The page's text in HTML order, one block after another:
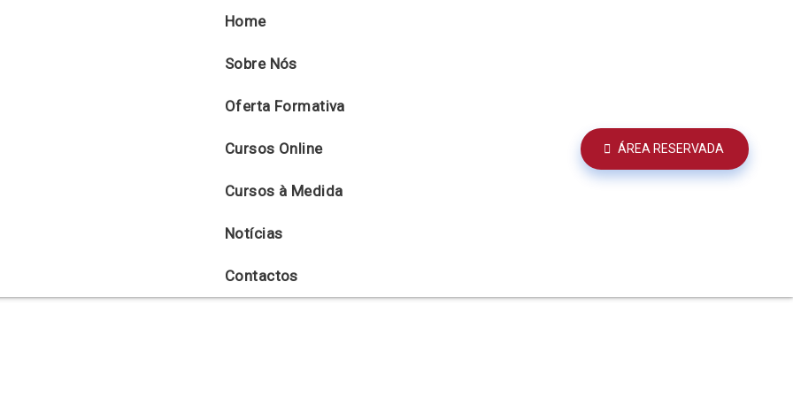
Home
Sobre Nós
Oferta Formativa
Cursos Online
Cursos à Medida
Notícias
Contactos
ÁREA RESERVADA